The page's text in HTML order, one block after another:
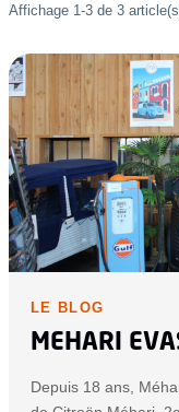
Affichage 1-3 de 3
LE BLOG
MEHARI
Depuis 18 ans,